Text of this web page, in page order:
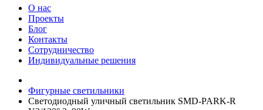
О нас
Проекты
Блог
Контакты
Сотрудничество
Индивидуальные решения
Фигурные светильники
Светодиодный уличный светильник SMD-PARK-R